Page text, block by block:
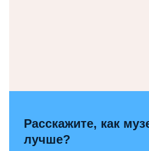
Расскажите, как
лучше?